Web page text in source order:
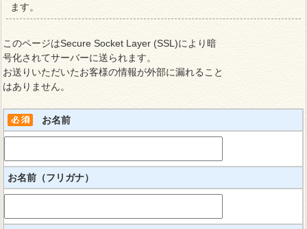
ます。
このページはSecure Socket Layer (SSL)により暗
号化されてサーバーに送られます。
お送りいただいたお客様の情報が外部に漏れること
はありません。
お名前
お名前（フリガナ）